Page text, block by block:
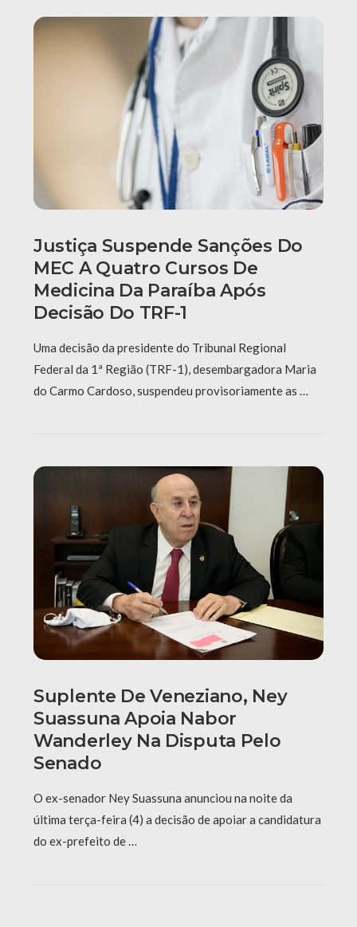
Justiça Suspende Sanções Do
MEC A Quatro Cursos De
Medicina Da Paraíba Após
Decisão Do TRF-1
Uma decisão da presidente do Tribunal Regional
Federal da 1ª Região (TRF-1), desembargadora Maria
do Carmo Cardoso, suspendeu provisoriamente as …
Suplente De Veneziano, Ney
Suassuna Apoia Nabor
Wanderley Na Disputa Pelo
Senado
O ex-senador Ney Suassuna anunciou na noite da
última terça-feira (4) a decisão de apoiar a candidatura
do ex-prefeito de …